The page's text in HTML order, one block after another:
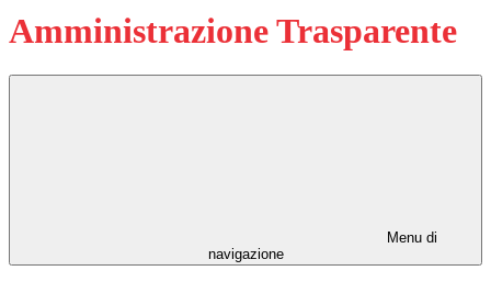
Amministrazione Trasparente
Menu di
navigazione